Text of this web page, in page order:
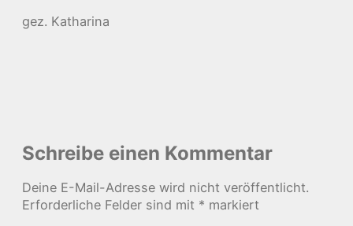
gez. Katharina
Schreibe einen Kommentar
Deine E-Mail-Adresse wird nicht veröffentlicht.
Erforderliche Felder sind mit * markiert